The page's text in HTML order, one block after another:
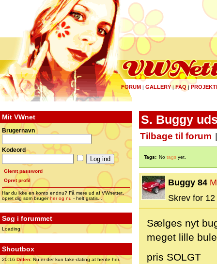
FORUM | GALLERY|FAQ |
Mit VWnet
Brugernavn
Kodeord
Glemt password
Opret profil
Har du ikke en konto endnu? Få mere ud af VWnettet,
opret dig som brugerher og nu - helt gratis...
Søg i forummet
Loading
Shoutbox
20:16 Dillen: Nu er der kun fake-dating at hente her.
S. Buggy
Tilbage til forum
Tags: No tags yet.
Buggy 84
Skrev for
Sælges nyt
meget lille
pris SOLGT